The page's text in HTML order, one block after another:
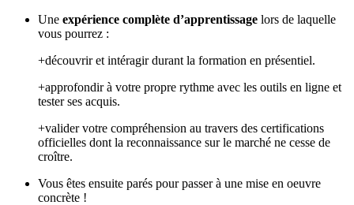
Une expérience complète d’apprentissage lors de laquelle
vous pourrez :
+découvrir et intéragir durant la formation en présentiel.
+approfondir à votre propre rythme avec les outils en ligne et
tester ses acquis.
+valider votre compréhension au travers des certifications
officielles dont la reconnaissance sur le marché ne cesse de
croître.
Vous êtes ensuite parés pour passer à une mise en oeuvre
concrète !